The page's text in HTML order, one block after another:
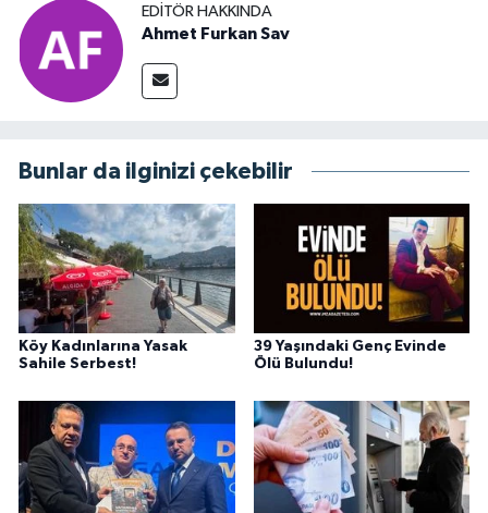
EDITÖR HAKKINDA
Ahmet Furkan Sav
Bunlar da ilginizi çekebilir
Köy Kadınlarına Yasak
Sahile Serbest!
39 Yaşındaki Genç Evinde
Ölü Bulundu!